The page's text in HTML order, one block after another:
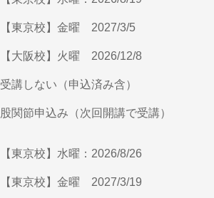
【東京校】金曜 2027/3/5
【大阪校】火曜 2026/12/8
受講しない（申込済み含）
股関節申込み（次回開講で受講）
【東京校】水曜：2026/8/26
【東京校】金曜 2027/3/19